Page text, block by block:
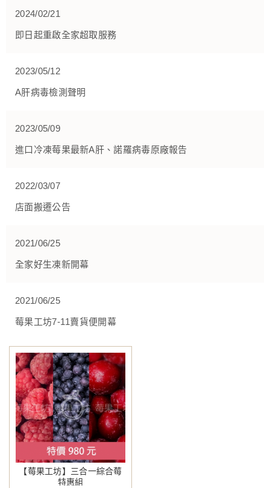
2024/02/21
即日起重啟全家超取服務
2023/05/12
A肝病毒檢測聲明
2023/05/09
進口冷凍莓果最新A肝、諾羅病毒原廠報告
2022/03/07
店面搬遷公告
2021/06/25
全家好生凍新開幕
2021/06/25
莓果工坊7-11賣貨便開幕
【莓果工坊】三合一綜合莓
特惠組